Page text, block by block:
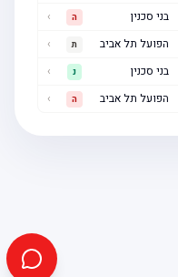
בני סכנין
הפועל תל אביב
בני סכנין
הפועל תל אביב